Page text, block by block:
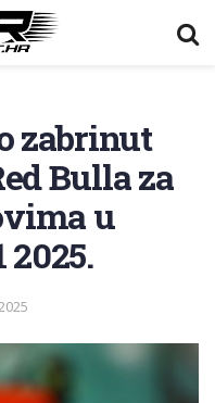
zabrinut
Bulla za
u